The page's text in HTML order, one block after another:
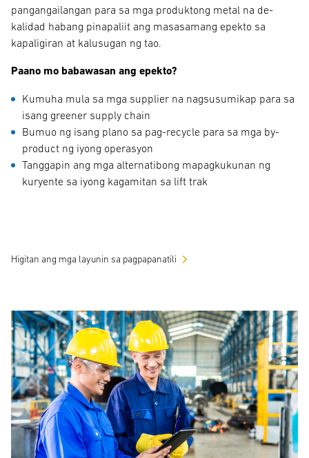
pangangailangan para sa mga produktong metal na de-
kalidad habang pinapaliit ang masasamang epekto sa
kapaligiran at kalusugan ng tao.
Paano mo babawasan ang epekto?
Kumuha mula sa mga supplier na nagsusumikap para sa
isang greener supply chain
Bumuo ng isang plano sa pag-recycle para sa mga by-
product ng iyong operasyon
Tanggapin ang mga alternatibong mapagkukunan ng
kuryente sa iyong kagamitan sa lift trak
Higitan ang mga layunin sa pagpapanatili